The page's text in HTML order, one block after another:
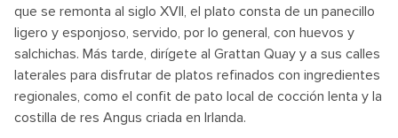
que se remonta al siglo XVII, el plato consta de un panecillo
ligero y esponjoso, servido, por lo general, con huevos y
salchichas. Más tarde, dirígete al Grattan Quay y a sus calles
laterales para disfrutar de platos refinados con ingredientes
regionales, como el confit de pato local de cocción lenta y la
costilla de res Angus criada en Irlanda.